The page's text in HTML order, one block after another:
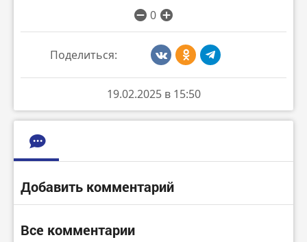
0
Поделиться:
19.02.2025 в 15:50
Добавить комментарий
Все комментарии